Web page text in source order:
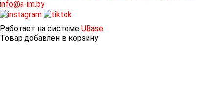
info@a-im.by
Работает на системе UBase
Товар добавлен в корзину